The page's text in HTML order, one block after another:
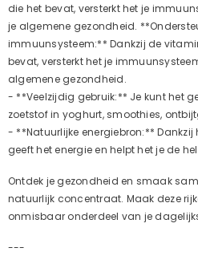
die het bevat, versterkt het je
je algemene gezondheid.
immuunsysteem:** Dankzij de
bevat, versterkt het je
algemene gezondheid.
- **Veelzijdig gebruik:** Je kunt het
zoetstof in yoghurt, smoothies,
- **Natuurlijke energiebron:**
geeft het energie en helpt het je de
Ontdek je gezondheid en smaak
natuurlijk concentraat. Maak deze
onmisbaar onderdeel van je
---